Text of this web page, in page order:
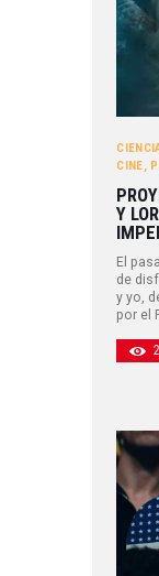
CINE,
Y
El
de
y yo,
por el